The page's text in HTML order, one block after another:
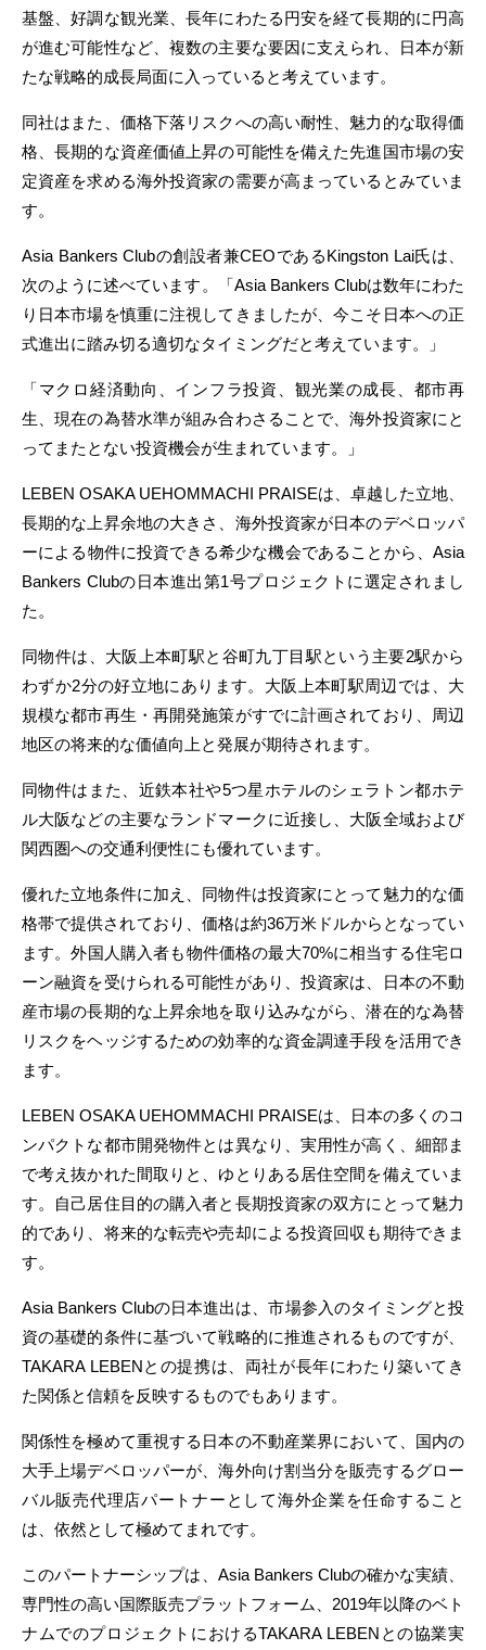
基盤、好調な観光業、長年にわたる円安を経て長期的に円高
が進む可能性など、複数の主要な要因に支えられ、日本が新
たな戦略的成長局面に入っていると考えています。
同社はまた、価格下落リスクへの高い耐性、魅力的な取得価
格、長期的な資産価値上昇の可能性を備えた先進国市場の安
定資産を求める海外投資家の需要が高まっているとみていま
す。
Asia Bankers Clubの創設者兼CEOであるKingston Lai氏は、
次のように述べています。「Asia Bankers Clubは数年にわた
り日本市場を慎重に注視してきましたが、今こそ日本への正
式進出に踏み切る適切なタイミングだと考えています。」
「マクロ経済動向、インフラ投資、観光業の成長、都市再
生、現在の為替水準が組み合わさることで、海外投資家にと
ってまたとない投資機会が生まれています。」
LEBEN OSAKA UEHOMMACHI PRAISEは、卓越した立地、
長期的な上昇余地の大きさ、海外投資家が日本のデベロッパ
ーによる物件に投資できる希少な機会であることから、Asia
Bankers Clubの日本進出第1号プロジェクトに選定されまし
た。
同物件は、大阪上本町駅と谷町九丁目駅という主要2駅から
わずか2分の好立地にあります。大阪上本町駅周辺では、大
規模な都市再生・再開発施策がすでに計画されており、周辺
地区の将来的な価値向上と発展が期待されます。
同物件はまた、近鉄本社や5つ星ホテルのシェラトン都ホテ
ル大阪などの主要なランドマークに近接し、大阪全域および
関西圏への交通利便性にも優れています。
優れた立地条件に加え、同物件は投資家にとって魅力的な価
格帯で提供されており、価格は約36万米ドルからとなってい
ます。外国人購入者も物件価格の最大70%に相当する住宅ロ
ーン融資を受けられる可能性があり、投資家は、日本の不動
産市場の長期的な上昇余地を取り込みながら、潜在的な為替
リスクをヘッジするための効率的な資金調達手段を活用でき
ます。
LEBEN OSAKA UEHOMMACHI PRAISEは、日本の多くのコ
ンパクトな都市開発物件とは異なり、実用性が高く、細部ま
で考え抜かれた間取りと、ゆとりある居住空間を備えていま
す。自己居住目的の購入者と長期投資家の双方にとって魅力
的であり、将来的な転売や売却による投資回収も期待できま
す。
Asia Bankers Clubの日本進出は、市場参入のタイミングと投
資の基礎的条件に基づいて戦略的に推進されるものですが、
TAKARA LEBENとの提携は、両社が長年にわたり築いてき
た関係と信頼を反映するものでもあります。
関係性を極めて重視する日本の不動産業界において、国内の
大手上場デベロッパーが、海外向け割当分を販売するグロー
バル販売代理店パートナーとして海外企業を任命すること
は、依然として極めてまれです。
このパートナーシップは、Asia Bankers Clubの確かな実績、
専門性の高い国際販売プラットフォーム、2019年以降のベト
ナムでのプロジェクトにおけるTAKARA LEBENとの協業実